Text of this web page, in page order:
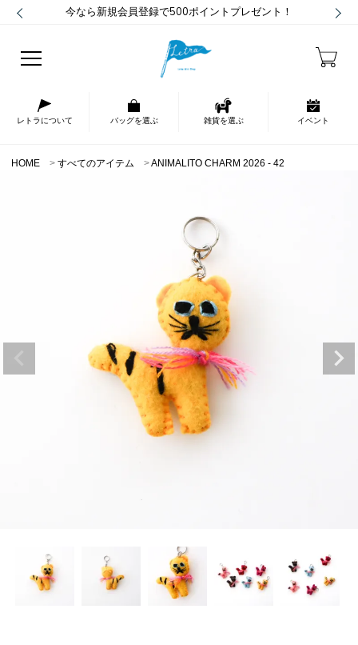
今なら新規会員登録で500ポイントプレゼント！
レトラについて バッグを選ぶ 雑貨を選ぶ イベント
HOME すべてのアイテム ANIMALITO CHARM 2026 - 42